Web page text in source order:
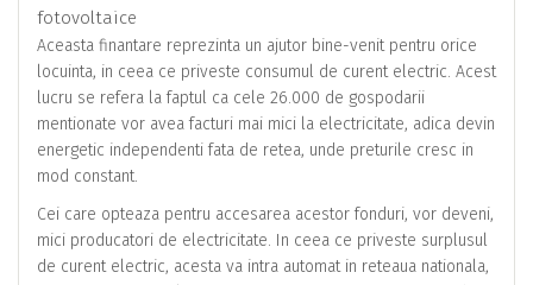
fotovoltaice
Aceasta finantare reprezinta un ajutor bine-venit pentru orice
locuinta, in ceea ce priveste consumul de curent electric. Acest
lucru se refera la faptul ca cele 26.000 de gospodarii
mentionate vor avea facturi mai mici la electricitate, adica devin
energetic independenti fata de retea, unde preturile cresc in
mod constant.
Cei care opteaza pentru accesarea acestor fonduri, vor deveni,
mici producatori de electricitate. In ceea ce priveste surplusul
de curent electric, acesta va intra automat in reteaua nationala,